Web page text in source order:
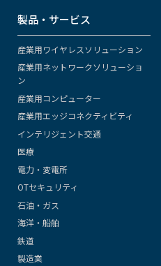
製品・サービス
産業用ワイヤレスソリューション
産業用ネットワークソリューショ
ン
産業用コンピューター
産業用エッジコネクティビティ
インテリジェント交通
医療
電力・変電所
OTセキュリティ
石油・ガス
海洋・船舶
鉄道
製造業